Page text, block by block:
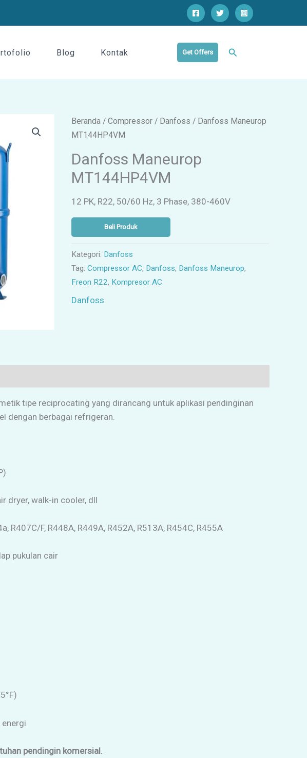
Blog Kontak Get Offers Cari
Beranda /Compressor / Danfoss / Danfoss Maneurop
MT144HP4VM
Danfoss Maneurop
MT144HP4VM
12 PK, R22, 50/60 Hz, 3 Phase, 380-460V
Beli Produk
Kategori: Danfoss
Tag:Compressor AC, Danfoss, Danfoss Maneurop,
Freon R22, Kompresor AC
Danfoss
tipe reciprocating yang dirancang untuk aplikasi pendinginan
dengan berbagai refrigeran.
dryer, walk-in cooler, dll
R407C/F, R448A, R449A, R452A, R513A, R454C, R455A
pukulan cair
pendingin komersial.